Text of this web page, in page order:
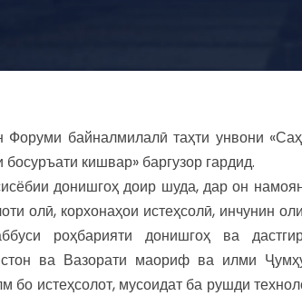
Форуми байналмилалӣ таҳти унвони
кишвар» баргузор гардид.
донишгоҳ доир шуда, дар он
олӣ, корхонаҳои истеҳсолӣ, инчунин
роҳбарияти донишгоҳ ва
ва Вазорати маориф ва илми
бо истеҳсолот, мусоидат ба рушди